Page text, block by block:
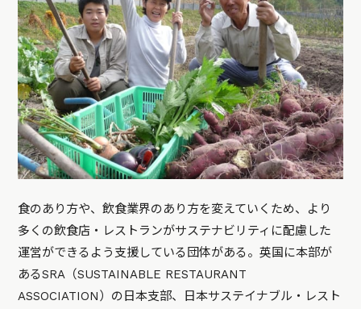
食のあり方や、飲食業界のあり方を変えていくため、より
多くの飲食店・レストランがサステナビリティに配慮した
運営ができるよう支援している団体がある。英国に本部が
あるSRA（SUSTAINABLE RESTAURANT
ASSOCIATION）の日本支部、日本サステイナブル・レスト